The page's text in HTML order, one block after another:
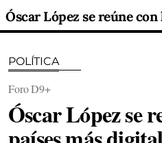
POLÍTICA
Foro D9+
Óscar López se